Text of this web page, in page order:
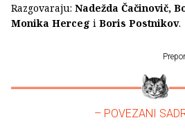
Razgovaraju: Nadežda Čačinovič,
Monika Herceg i Boris Postnikov.
– POVEZANI